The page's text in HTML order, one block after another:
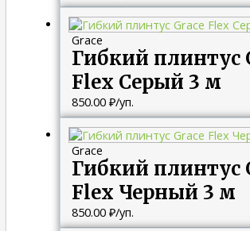
Grace
Гибкий плинтус
Flex Серый 3 м
850.00 ₽/уп.
Grace
Гибкий плинтус
Flex Черный 3 м
850.00 ₽/уп.